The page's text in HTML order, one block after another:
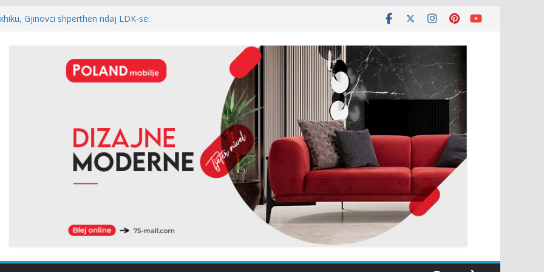
Gjinovci shpërthen ndaj LDK-së:
Kur rezultati zgjedhor është
për LDK’në papritmas
me armatosjen e Serbisë, e quan